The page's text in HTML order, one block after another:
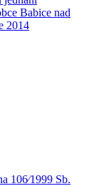
Babice nad
2014
106⁄1999 Sb.